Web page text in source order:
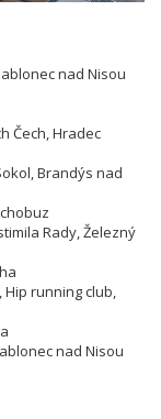
nad Nisou
Čech, Hradec
Brandýs nad
Rady, Železný
Hip running club,
nad Nisou